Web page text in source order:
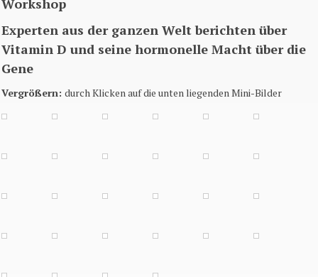
Experten aus der ganzen Welt berichten über
Vitamin D und seine hormonelle Macht über die
Gene
Vergrößern: durch Klicken auf die unten liegenden Mini-Bilder